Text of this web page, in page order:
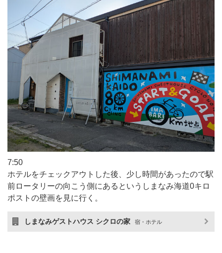
7:50
ホテルをチェックアウトした後、少し時間があったので駅
前ロータリーの向こう側にあるというしまなみ海道0キロ
ポストの壁画を見に行く。
しまなみゲストハウス シクロの家 宿・ホテル